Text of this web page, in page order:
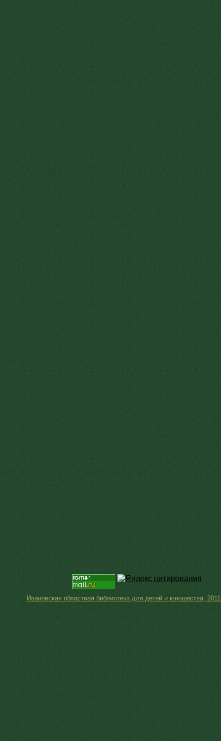
Ивановская областная библиотека для детей и юношества,